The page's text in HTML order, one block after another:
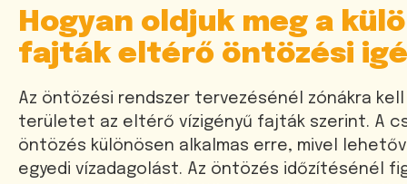
Hogyan oldjuk meg a
fajták eltérő öntözési
Az öntözési rendszer tervezésénél zónákra
területet az eltérő vízigényű fajták szerint. A
öntözés különösen alkalmas erre, mivel
egyedi vízadagolást. Az öntözés időzítésénél